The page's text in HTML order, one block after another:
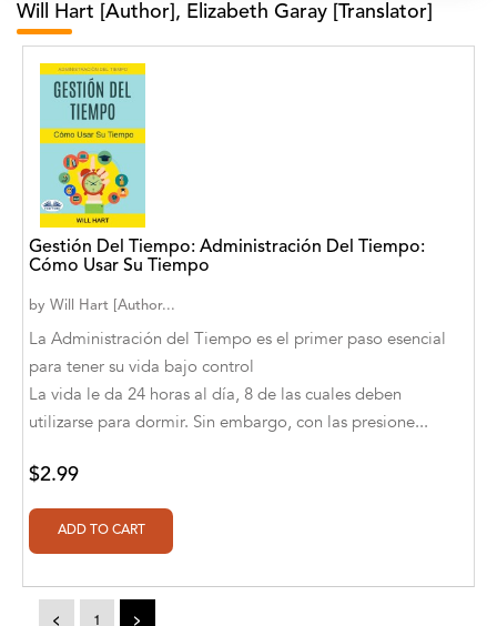
A. Krishnamachari
A. Ramakrishnan
A. V. Chaudhari
A.A. Milne, Jieting Chen
A.C. Meyer
A.H. Benjamin
A.J. Mitar [Author]
A.J. Mitar [Author], Aderito Francisco Huo
[Translator]
A.R. Vaishnadevi
Aaron Derr
Aaron, Julie Bujnowski
Will Hart [Author], Elizabeth Garay [Translator]
Gestión Del Tiempo: Administración Del Tiempo:
Cómo Usar Su Tiempo
by Will Hart [Author...
La Administración del Tiempo es el primer paso esencial
para tener su vida bajo control
La vida le da 24 horas al día, 8 de las cuales deben
utilizarse para dormir. Sin embargo, con las presione...
$2.99
< 1 >